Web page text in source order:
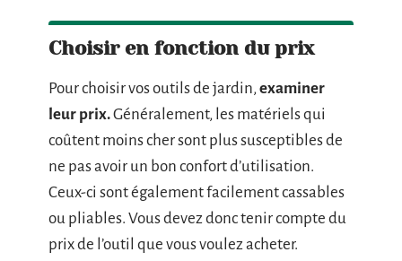
Choisir en fonction du prix
Pour choisir vos outils de jardin,examiner
leur prix.Généralement, les matériels qui
coûtent moins cher sont plus susceptibles de
ne pas avoir un bon confort d’utilisation.
Ceux-ci sont également facilement cassables
ou pliables. Vous devez donc tenir compte du
prix de l’outil que vous voulez acheter.